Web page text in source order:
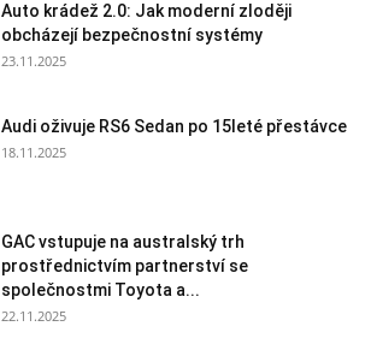
Auto krádež 2.0: Jak moderní zloději
obcházejí bezpečnostní systémy
23.11.2025
Audi oživuje RS6 Sedan po 15leté přestávce
18.11.2025
GAC vstupuje na australský trh
prostřednictvím partnerství se
společnostmi Toyota a...
22.11.2025